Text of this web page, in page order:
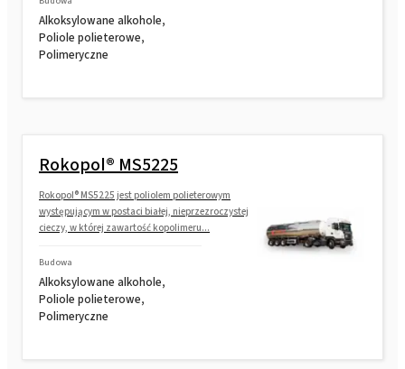
Alkoksylowane alkohole,
Poliole polieterowe,
Polimeryczne
Rokopol® MS5225
Rokopol® MS5225 jest poliolem polieterowym
występującym w postaci białej, nieprzezroczystej
cieczy, w której zawartość kopolimeru...
Budowa
Alkoksylowane alkohole,
Poliole polieterowe,
Polimeryczne